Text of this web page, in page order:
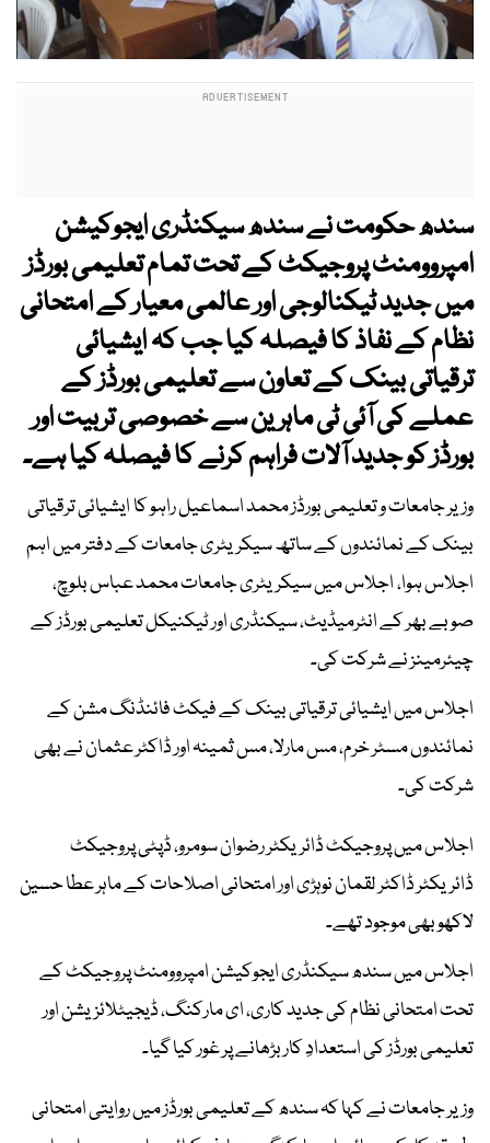
سندھ حکومت نے سندھ سیکنڈری ایجوکیشن
امپروومنٹ پروجیکٹ کے تحت تمام تعلیمی بورڈز
میں جدید ٹیکنالوجی اور عالمی معیار کے امتحانی
نظام کے نفاذ کا فیصلہ کیا جب کہ ایشیائی
ترقیاتی بینک کے تعاون سے تعلیمی بورڈز کے
عملے کی آئی ٹی ماہرین سے خصوصی تربیت اور
بورڈز کو جدید آلات فراہم کرنے کا فیصلہ کیا ہے۔
وزیر جامعات و تعلیمی بورڈز محمد اسماعیل راہو کا ایشیائی ترقیاتی
بینک کے نمائندوں کے ساتھ سیکریٹری جامعات کے دفتر میں اہم
اجلاس ہوا، اجلاس میں سیکریٹری جامعات محمد عباس بلوچ،
صوبے بھر کے انٹرمیڈیٹ، سیکنڈری اور ٹیکنیکل تعلیمی بورڈز کے
چیئرمینز نے شرکت کی۔
اجلاس میں ایشیائی ترقیاتی بینک کے فیکٹ فائنڈنگ مشن کے
نمائندوں مسٹر خرم، مس مارلا، مس ثمینہ اور ڈاکٹر عثمان نے بھی
شرکت کی۔
اجلاس میں پروجیکٹ ڈائریکٹر رضوان سومرو، ڈپٹی پروجیکٹ
ڈائریکٹر ڈاکٹر لقمان نوہڑی اور امتحانی اصلاحات کے ماہر عطا حسین
لاکھو بھی موجود تھے۔
اجلاس میں سندھ سیکنڈری ایجوکیشن امپروومنٹ پروجیکٹ کے
تحت امتحانی نظام کی جدید کاری، ای مارکنگ، ڈیجیٹلائزیشن اور
تعلیمی بورڈز کی استعدادِ کار بڑھانے پر غور کیا گیا۔
وزیر جامعات نے کہا کہ سندھ کے تعلیمی بورڈز میں روایتی امتحانی